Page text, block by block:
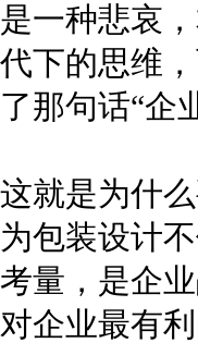
是一种悲哀
代下的思维
了那句话“企
这就是为什
为包装设计
考量，是企
对企业最有